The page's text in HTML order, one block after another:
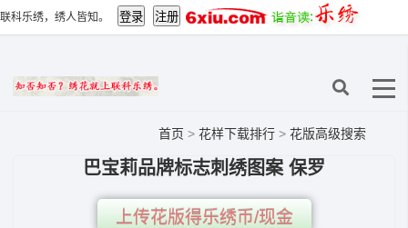
联科乐绣，绣人皆知。
首页 > 花样下载排行 > 花版高级搜索
巴宝莉品牌标志刺绣图案 保罗
上传花版得乐绣币/现金